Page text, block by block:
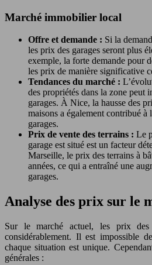
Marché immobilier local
Offre et demande : Si la
les prix des garages seront plus
exemple, la forte demande pour
les prix de manière significative
Tendances du marché :
des propriétés dans la zone peut
garages. À Nice, la hausse des
maisons a également contribué à
garages.
Prix de vente des terrains : Le
garage est situé est un facteur
Marseille, le prix des terrains à
années, ce qui a entraîné une
garages.
Analyse des prix sur le
Sur le marché actuel, les prix des
considérablement. Il est impossible
chaque situation est unique.
générales :